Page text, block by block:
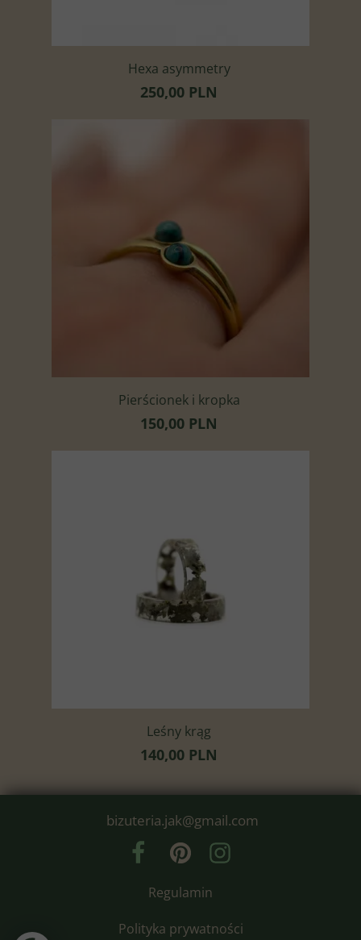
Hexa asymmetry
250,00 PLN
Pierścionek i kropka
150,00 PLN
Leśny krąg
140,00 PLN
bizuteria.jak@gmail.com
Regulamin
Polityka prywatności